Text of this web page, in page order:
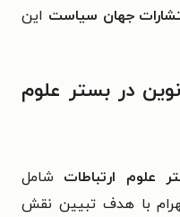
جهان سیاست این
در بستر علوم
علوم ارتباطات شامل
با هدف تبیین نقش